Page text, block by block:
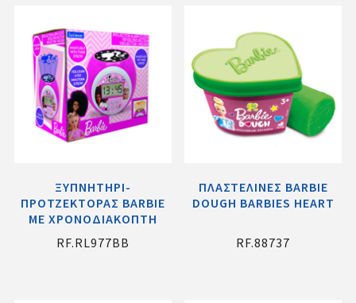
ΞΥΠΝΗΤΗΡΙ-
ΠΡΟΤΖΕΚΤΟΡΑΣ BARBIE
ME ΧΡΟΝΟΔΙΑΚΟΠΤΗ
RF.RL977BB
ΠΛΑΣΤΕΛΙΝΕΣ BARBIE
DOUGH BARBIES HEART
RF.88737